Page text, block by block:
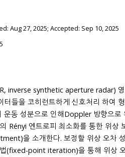
Aug 27, 2025; Accepted: Sep 10, 2025
inverse synthetic aperture radar)
로 인해Doppler 방향으로 위상 오차 보정은 필수적이
엔트로피 최소화를 통한 위상 보정 기
소개한다. 보정할 위상 오차 성분에 대한
(fixed-point iteration)을 통해 위상 오